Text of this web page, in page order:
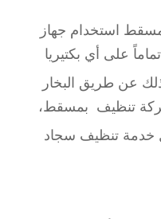
استخدام جهاز
على أي بكتيريا
عن طريق البخار
تنظيف بمسقط،
خدمة تنظيف سجاد